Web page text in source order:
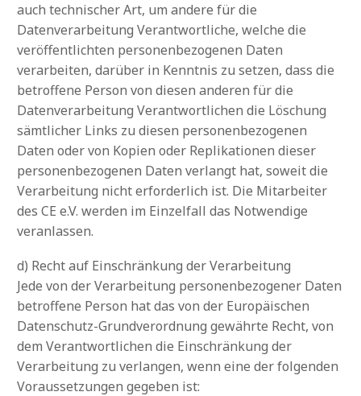
auch technischer Art, um andere für die
Datenverarbeitung Verantwortliche, welche die
veröffentlichten personenbezogenen Daten
verarbeiten, darüber in Kenntnis zu setzen, dass die
betroffene Person von diesen anderen für die
Datenverarbeitung Verantwortlichen die Löschung
sämtlicher Links zu diesen personenbezogenen
Daten oder von Kopien oder Replikationen dieser
personenbezogenen Daten verlangt hat, soweit die
Verarbeitung nicht erforderlich ist. Die Mitarbeiter
des CE e.V. werden im Einzelfall das Notwendige
veranlassen.
d) Recht auf Einschränkung der Verarbeitung
Jede von der Verarbeitung personenbezogener Daten
betroffene Person hat das von der Europäischen
Datenschutz-Grundverordnung gewährte Recht, von
dem Verantwortlichen die Einschränkung der
Verarbeitung zu verlangen, wenn eine der folgenden
Voraussetzungen gegeben ist: